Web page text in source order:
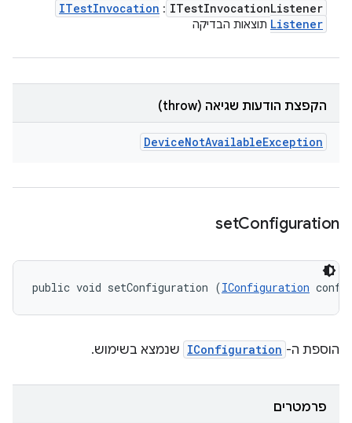
ITestInvocationListener
:
ITestInvocation
Listener תוצאות הבדיקה
הקפצת הודעות שגיאה (throw)
DeviceNotAvailableException
setConfiguration
public void setConfiguration (IConfiguration
הוספת ה- IConfiguration שנמצא בשימוש.
פרמטרים